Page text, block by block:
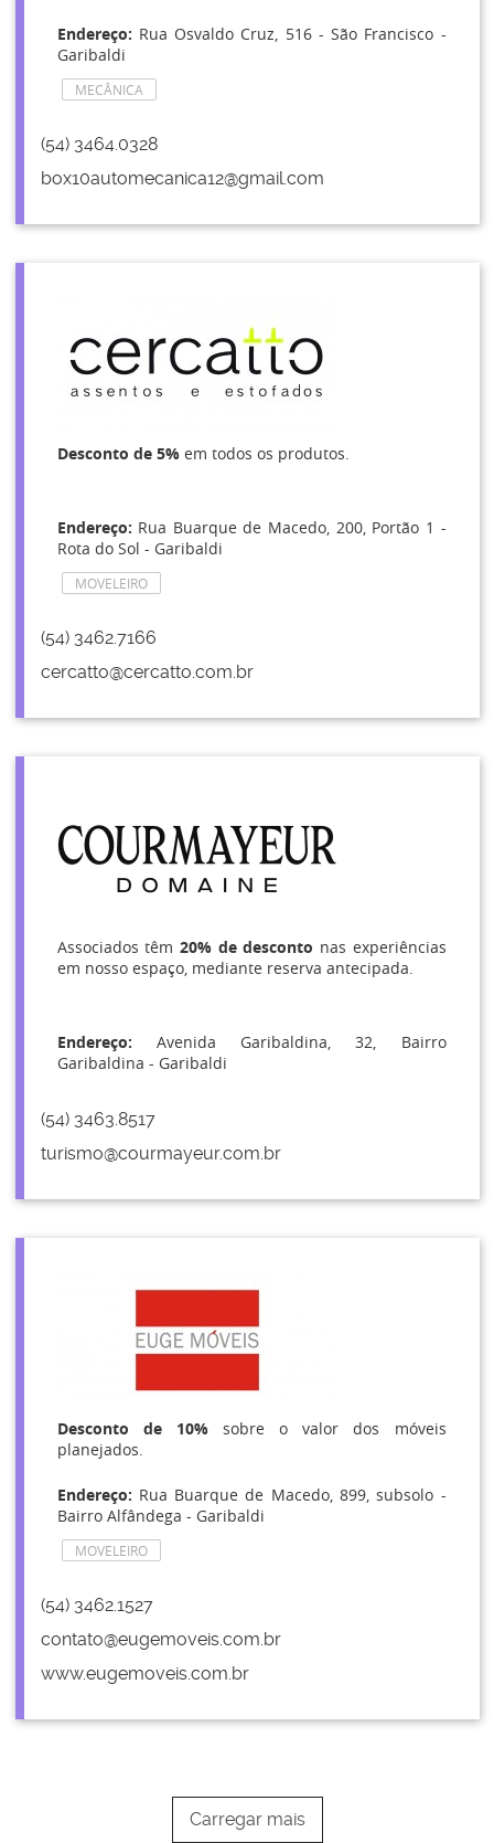
Endereço: Rua Osvaldo Cruz, 516 - São Francisco -
Garibaldi
MECÂNICA
(54) 3464.0328
box10automecanica12@gmail.com
Desconto de 5% em todos os produtos.
Endereço: Rua Buarque de Macedo, 200, Portão 1 -
Rota do Sol - Garibaldi
MOVELEIRO
(54) 3462.7166
cercatto@cercatto.com.br
Associados têm 20% de desconto nas experiências
em nosso espaço, mediante reserva antecipada.
Endereço: Avenida Garibaldina, 32, Bairro
Garibaldina - Garibaldi
(54) 3463.8517
turismo@courmayeur.com.br
Desconto de 10% sobre o valor dos móveis
planejados.
Endereço: Rua Buarque de Macedo, 899, subsolo -
Bairro Alfândega - Garibaldi
MOVELEIRO
(54) 3462.1527
contato@eugemoveis.com.br
www.eugemoveis.com.br
Carregar mais